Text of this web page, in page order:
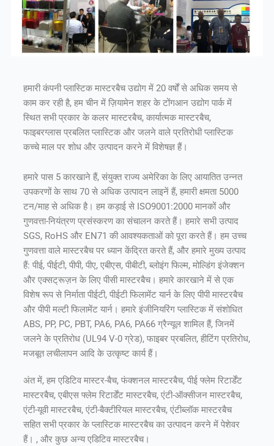
हमारी कंपनी प्लास्टिक मास्टरबैच उद्योग में 20 वर्षों से अधिक समय से
काम कर रही है, हम चीन में ज़ियामेन शहर के टोंगआन उद्योग पार्क में
स्थित सभी प्रकार के कलर मास्टरबैच, कार्यात्मक मास्टरबैच,
फाइबरग्लास प्रबलित प्लास्टिक और जलने वाले प्रतिरोधी प्लास्टिक
कच्चे माल पर शोध और उत्पादन करने में विशेषज्ञ हैं।
हमारे पास 5 कारखाने हैं, संयुक्त राज्य अमेरिका के लिए आयातित उन्नत
उपकरणों के साथ 70 से अधिक उत्पादन लाइनें हैं, हमारी क्षमता 5000
टन/माह से अधिक है। हम कड़ाई से ISO9001:2000 मानकों और
गुणवत्ता-नियंत्रण प्रसंस्करण का संचालन करते हैं। हमारे सभी उत्पाद
SGS, RoHS और EN71 की आवश्यकताओं को पूरा करते हैं। हम उच्च
गुणवत्ता वाले मास्टरबैच पर ध्यान केंद्रित करते हैं, और हमारे मुख्य उत्पाद
हैं: पीई, पीईटी, पीपी, पीए, एबीएस, पीबीटी, ब्लोइंग फिल्म, मोल्डिंग इंजेक्शन
और एक्सट्रूज़न के लिए पीसी मास्टरबैच। हमारे कारखाने में से एक
विशेष रूप से निर्माता पीईटी, पीईटी फिलामेंट यार्न के लिए पीपी मास्टरबैच
और पीपी मल्टी फिलामेंट यार्न। हमारे इंजीनियरिंग प्लास्टिक में संशोधित
ABS, PP, PC, PBT, PA6, PA6, PA66 ग्रैन्यूल शामिल हैं, जिनमें
जलने के प्रतिरोध (UL94 V-0 ग्रेड), फाइबर प्रबलित, हीटिंग प्रतिरोध,
मजबूत लचीलापन आदि के उत्कृष्ट कार्य हैं।
अंत में, हम एडिटिव मास्टर-बैच, फंक्शनल मास्टरबैच, पीई फ्लेम रिटार्डेंट
मास्टरबैच, एबीएस फ्लेम रिटार्डेंट मास्टरबैच, एंटी-ऑक्सीजन मास्टरबैच,
एंटी-यूवी मास्टरबैच, एंटी-बैक्टीरियल मास्टरबैच, एंटीब्लॉक मास्टरबैच
सहित सभी प्रकार के प्लास्टिक मास्टरबैच का उत्पादन करने में पेशेवर
हैं। , और कुछ अन्य एडिटिव मास्टरबैच।